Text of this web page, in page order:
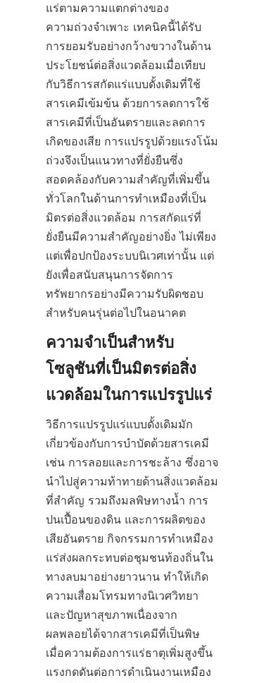
แร่ตามความแตกต่างของ
ความถ่วงจำเพาะ เทคนิคนี้ได้รับ
การยอมรับอย่างกว้างขวางในด้าน
ประโยชน์ต่อสิ่งแวดล้อมเมื่อเทียบ
กับวิธีการสกัดแร่แบบดั้งเดิมที่ใช้
สารเคมีเข้มข้น ด้วยการลดการใช้
สารเคมีที่เป็นอันตรายและลดการ
เกิดของเสีย การแปรรูปด้วยแรงโน้ม
ถ่วงจึงเป็นแนวทางที่ยั่งยืนซึ่ง
สอดคล้องกับความสำคัญที่เพิ่มขึ้น
ทั่วโลกในด้านการทำเหมืองที่เป็น
มิตรต่อสิ่งแวดล้อม การสกัดแร่ที่
ยั่งยืนมีความสำคัญอย่างยิ่ง ไม่เพียง
แต่เพื่อปกป้องระบบนิเวศเท่านั้น แต่
ยังเพื่อสนับสนุนการจัดการ
ทรัพยากรอย่างมีความรับผิดชอบ
สำหรับคนรุ่นต่อไปในอนาคต
ความจำเป็นสำหรับ
โซลูชันที่เป็นมิตรต่อสิ่ง
วิธีการแปรรูปแร่แบบดั้งเดิมมัก
เกี่ยวข้องกับการบำบัดด้วยสารเคมี
เช่น การลอยและการชะล้าง ซึ่งอาจ
นำไปสู่ความท้าทายด้านสิ่งแวดล้อม
ที่สำคัญ รวมถึงมลพิษทางน้ำ การ
ปนเปื้อนของดิน และการผลิตของ
เสียอันตราย กิจกรรมการทำเหมือง
แร่ส่งผลกระทบต่อชุมชนท้องถิ่นใน
ทางลบมาอย่างยาวนาน ทำให้เกิด
ความเสื่อมโทรมทางนิเวศวิทยา
และปัญหาสุขภาพเนื่องจาก
ผลพลอยได้จากสารเคมีที่เป็นพิษ
เมื่อความต้องการแร่ธาตุเพิ่มสูงขึ้น
แรงกดดันต่อการดำเนินงานเหมือง